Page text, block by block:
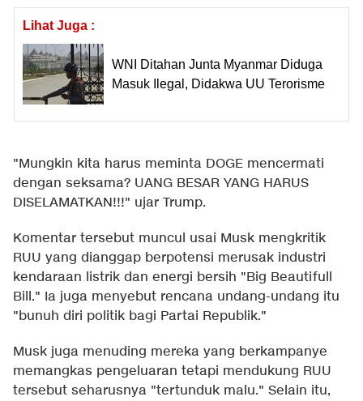
Lihat Juga :
WNI Ditahan Junta Myanmar Diduga
Masuk Ilegal, Didakwa UU Terorisme
"Mungkin kita harus meminta DOGE mencermati
dengan seksama? UANG BESAR YANG HARUS
DISELAMATKAN!!!" ujar Trump.
Komentar tersebut muncul usai Musk mengkritik
RUU yang dianggap berpotensi merusak industri
kendaraan listrik dan energi bersih "Big Beautifull
Bill." Ia juga menyebut rencana undang-undang itu
"bunuh diri politik bagi Partai Republik."
Musk juga menuding mereka yang berkampanye
memangkas pengeluaran tetapi mendukung RUU
tersebut seharusnya "tertunduk malu." Selain itu,